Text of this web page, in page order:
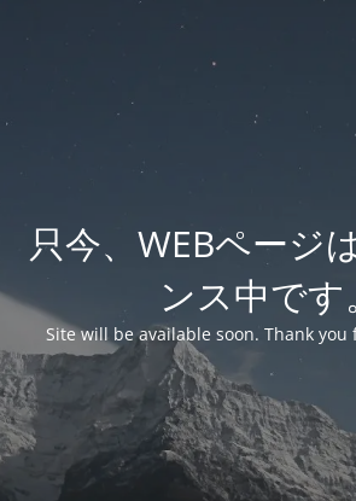
只今、WEBページ
ンス中です。
Site will be available soon. Thank